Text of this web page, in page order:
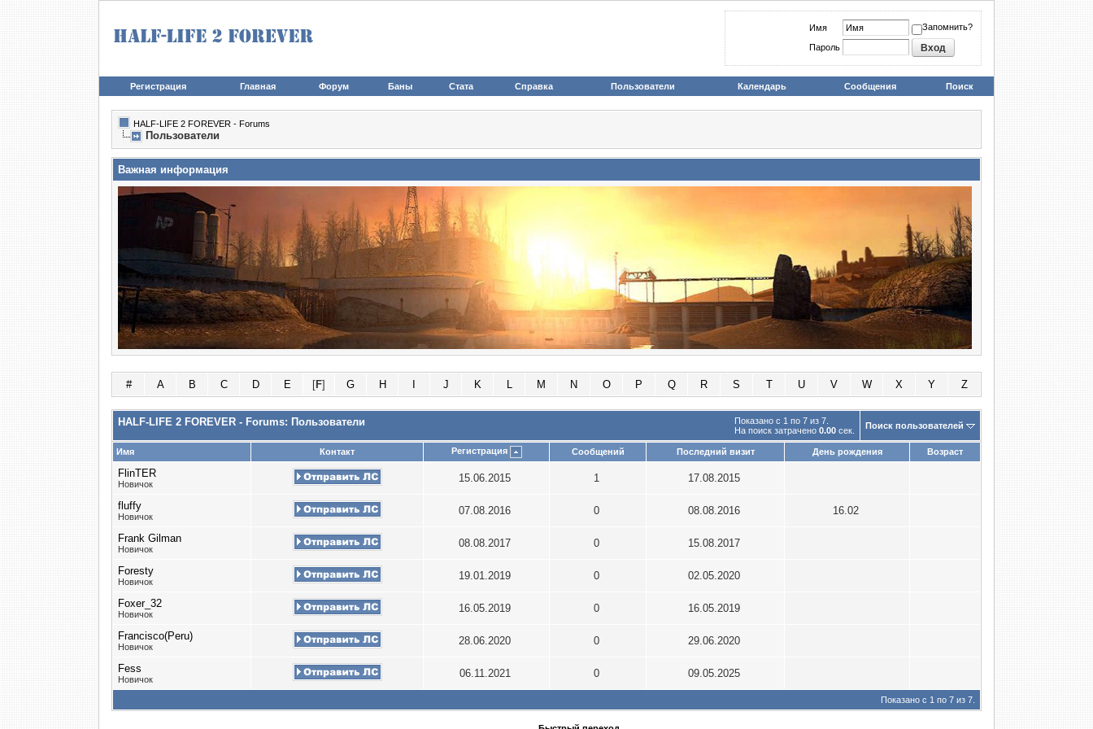
Имя Запомнить?
Пароль
Регистрация Главная Форум Баны Стата Справка Пользователи Календарь Сообщения Поиск
HALF-LIFE 2 FOREVER - Forums
Пользователи
Важная информация
# A B C D E [F] G H J K L M N O P Q R S T U V W X Y Z
Показано с 1 по 7 из 7.
На поиск затрачено 0.00 сек.
HALF-LIFE 2 FOREVER - Forums: Пользователи Поиск пользователей
Имя Контакт Регистрация Сообщений Последний визит День рождения Возраст
FlinTER
Новичок 15.06.2015 1 17.08.2015
fluffy
Новичок 07.08.2016 0 08.08.2016 16.02
Frank Gilman
Новичок 08.08.2017 0 15.08.2017
Foresty
Новичок 19.01.2019 0 02.05.2020
Foxer_32
Новичок 16.05.2019 0 16.05.2019
Francisco(Peru)
Новичок 28.06.2020 0 29.06.2020
Fess
Новичок 06.11.2021 0 09.05.2025
Показано с 1 по 7 из 7.